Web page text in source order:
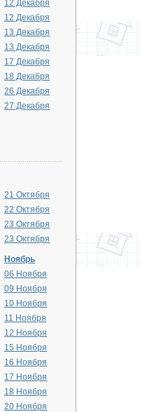
12 Декабря
12 Декабря
13 Декабря
13 Декабря
17 Декабря
18 Декабря
26 Декабря
27 Декабря
21 Октября
22 Октября
23 Октября
23 Октября
Ноябрь
06 Ноября
09 Ноября
10 Ноября
11 Ноября
12 Ноября
15 Ноября
16 Ноября
17 Ноября
18 Ноября
20 Ноября